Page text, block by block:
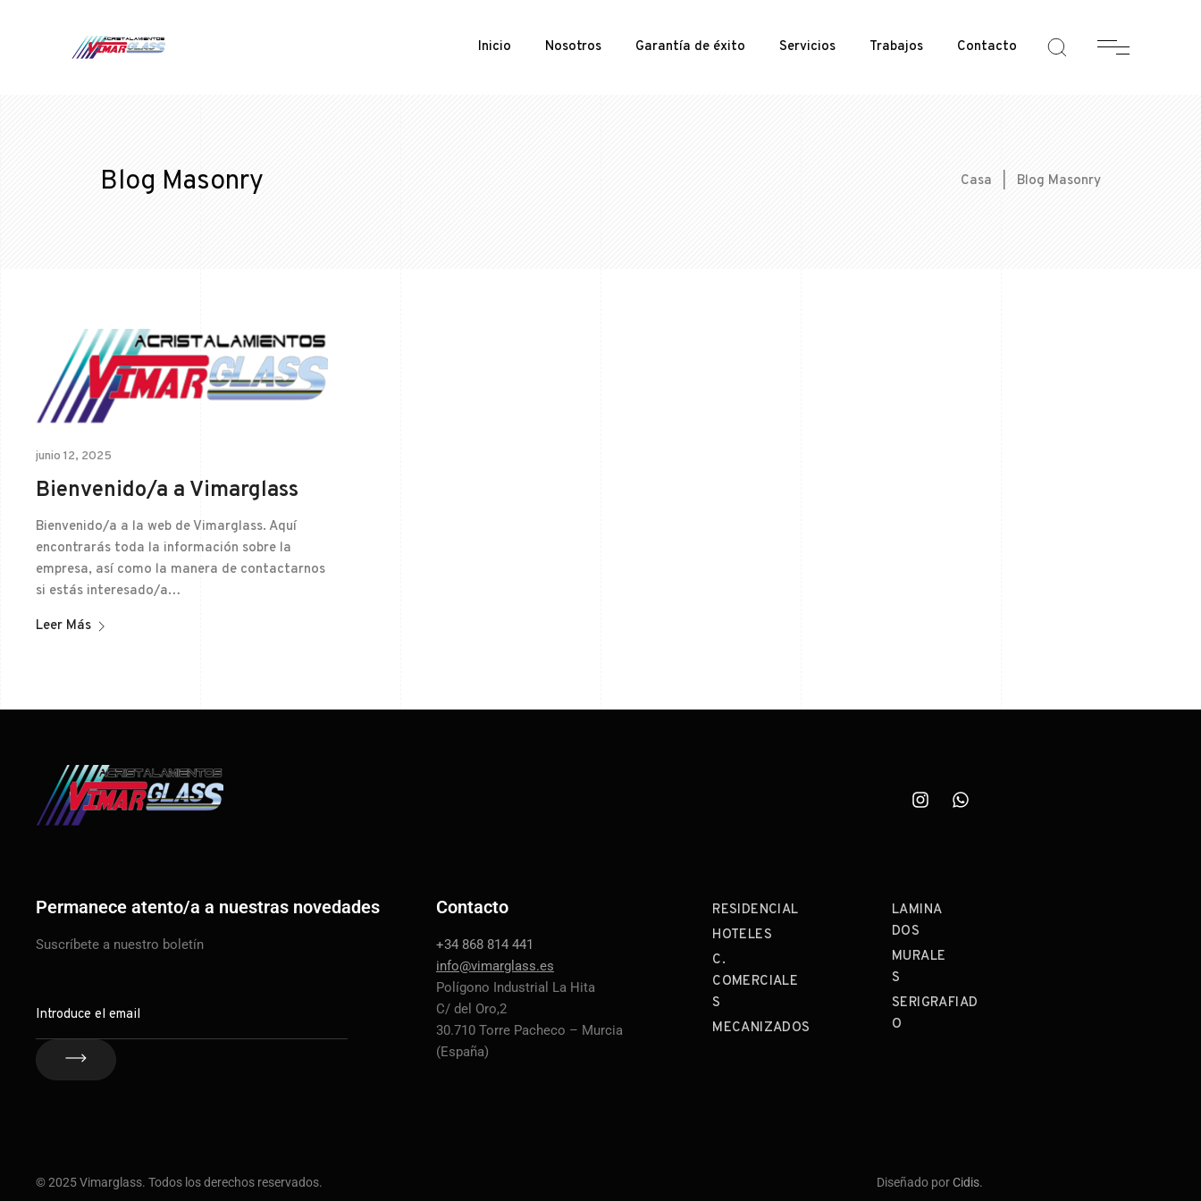
Inicio Nosotros Garantía de éxito Servicios Trabajos Contacto
Blog Masonry Casa Blog Masonry
junio 12, 2025
Bienvenido/a a Vimarglass
Bienvenido/a a la web de Vimarglass. Aquí
encontrarás toda la información sobre la
empresa, así como la manera de contactarnos
si estás interesado/a…
Leer Más
Permanece atento/a a nuestras novedades
Suscríbete a nuestro boletín
Contacto
+34 868 814 441
info@vimarglass.es
Polígono Industrial La Hita
C/ del Oro,2
30.710 Torre Pacheco – Murcia
(España)
RESIDENCIAL
HOTELES
C.
COMERCIALE
S
MECANIZADOS
LAMINA
DOS
MURALE
S
SERIGRAFIAD
O
© 2025 Vimarglass. Todos los derechos reservados. Diseñado porCidis.